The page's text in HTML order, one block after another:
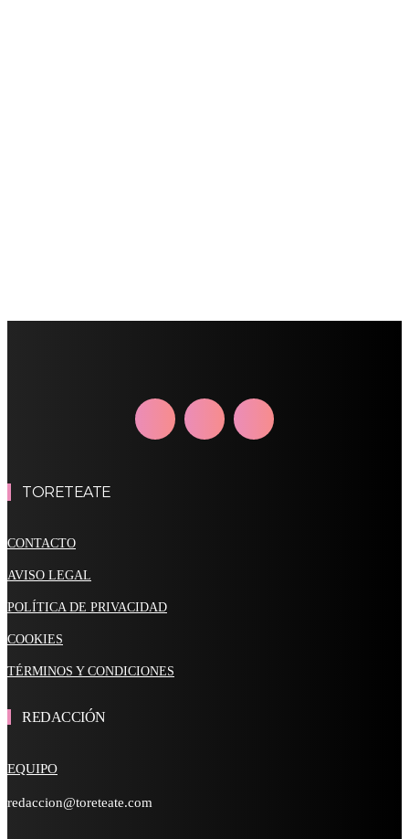
TORETEATE
CONTACTO
AVISO LEGAL
POLÍTICA DE PRIVACIDAD
COOKIES
TÉRMINOS Y CONDICIONES
REDACCIÓN
EQUIPO
redaccion@toreteate.com